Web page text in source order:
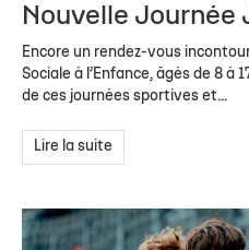
Nouvelle Journée
Encore un rendez-vous
Sociale à l’Enfance, âgés de 8 à
de ces journées sportives et...
Lire la suite